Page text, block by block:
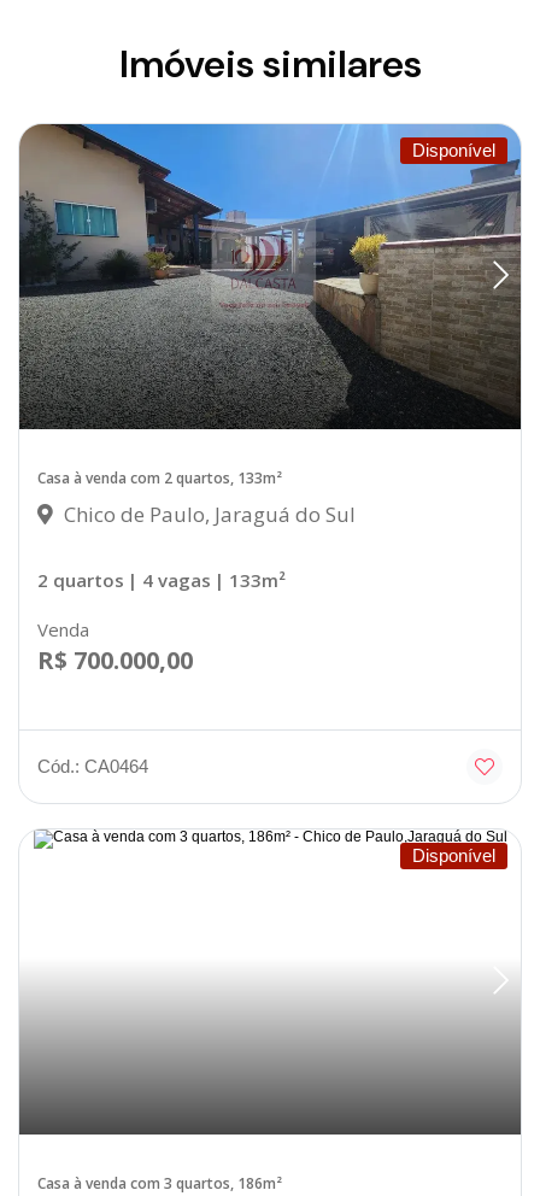
Imóveis similares
Disponível
Casa à venda com 2 quartos, 133m²
Chico de Paulo, Jaraguá do Sul
2 quartos | 4 vagas | 133m²
Venda
R$ 700.000,00
Cód.: CA0464
Disponível
Casa à venda com 3 quartos, 186m²